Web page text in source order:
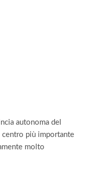
autonoma del
centro più importante
molto